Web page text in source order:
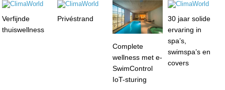
Verfijnde
thuiswellness
Privéstrand
Complete
wellness met e-
SwimControl
IoT-sturing
30 jaar solide
ervaring in
spa’s,
swimspa’s en
covers